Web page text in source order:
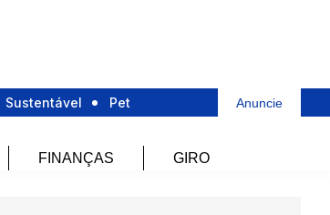
Sustentável Pet Anuncie
FINANÇAS GIRO